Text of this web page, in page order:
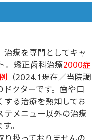
治療を専門としてキャ
。矯正歯科治療2000症
（2024.1現在／当院調
クターです。歯や口
る治療を熟知してお
テメニュー以外の治療
。